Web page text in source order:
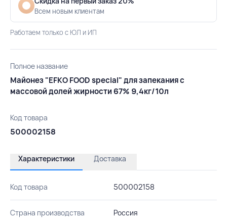
Всем новым клиентам
Работаем только с ЮЛ и ИП
Полное название
Майонез "EFKO FOOD special" для запекания с
массовой долей жирности 67% 9,4кг/10л
Код товара
500002158
Характеристики Доставка
Код товара 500002158
Страна производства Россия